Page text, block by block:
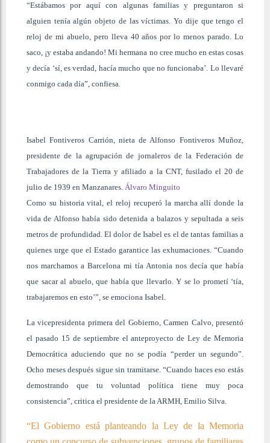
“Estábamos por aquí con algunas familias y preguntaron si
alguien tenía algún objeto de las víctimas. Yo dije que tengo el
reloj de mi abuelo, pero lleva 40 años por lo menos parado. Lo
saco, ¡y estaba andando! Mi hermana no cree mucho en estas cosas
y decía ‘sí, es verdad, hacía mucho que no funcionaba’. Lo llevaré
conmigo cada día”, confiesa.
Isabel Fontiveros Carrión, nieta de Alfonso Fontiveros Muñoz,
presidente de la agrupación de jornaleros de la Federación de
Trabajadores de la Tierra y afiliado a la CNT, fusilado el 20 de
julio de 1939 en Manzanares. Álvaro Minguito
Como su historia vital, el reloj recuperó la marcha allí donde la
vida de Alfonso había sido detenida a balazos y sepultada a seis
metros de profundidad. El dolor de Isabel es el de tantas familias a
quienes urge que el Estado garantice las exhumaciones. “Cuando
nos marchamos a Barcelona mi tía Antonia nos decía que había
que sacar al abuelo, que había que llevarlo. Y se lo prometí ‘tía,
trabajaremos en esto’”, se emociona Isabel.
La vicepresidenta primera del Gobierno, Carmen Calvo, presentó
el pasado 15 de septiembre el anteproyecto de Ley de Memoria
Democrática aduciendo que no se podía “perder un segundo”.
Ocho meses después sigue sin tramitarse. “Cuando haces eso estás
demostrando que tu voluntad política tiene muy poca
consistencia”, critica el presidente de la ARMH, Emilio Silva.
“El Gobierno está planteando la Ley de la Memoria